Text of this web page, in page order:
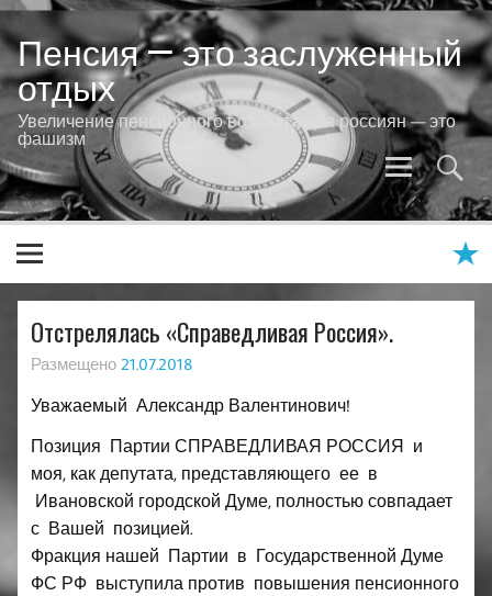
Skip
to
content
Пенсия — это заслуженный
отдых
Увеличение пенсионного возраста для россиян — это
фашизм
Отстрелялась «Справедливая Россия».
Размещено 21.07.2018
Уважаемый Александр Валентинович!
Позиция Партии СПРАВЕДЛИВАЯ РОССИЯ и
моя, как депутата, представляющего ее в
Ивановской городской Думе, полностью совпадает
с Вашей позицией.
Фракция нашей Партии в Государственной Думе
ФС РФ выступила против повышения пенсионного